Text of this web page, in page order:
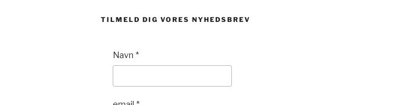
TILMELD DIG VORES NYHEDSBREV
Navn *